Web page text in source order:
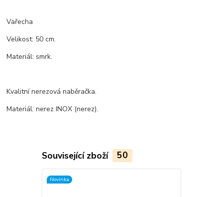
Vařecha
Velikost: 50 cm.
Materiál: smrk.
Kvalitní nerezová naběračka.
Materiál: nerez INOX (nerez).
Související zboží 50
Novinka